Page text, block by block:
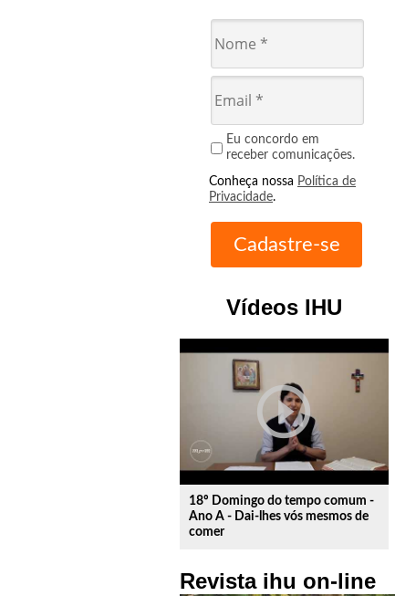
Eu concordo em
receber comunicações.
Conheça nossa Política de
Privacidade.
Vídeos IHU
play_circle_outline
18º Domingo do tempo comum -
Ano A - Dai-lhes vós mesmos de
comer
Revista ihu on-line